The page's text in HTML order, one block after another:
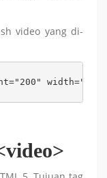
video yang di-